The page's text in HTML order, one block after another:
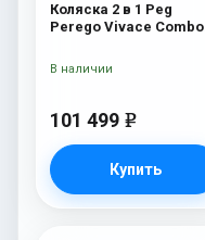
Коляска 2 в 1 Peg
Perego Vivace Combo
101 499 e
Купить
В наличии